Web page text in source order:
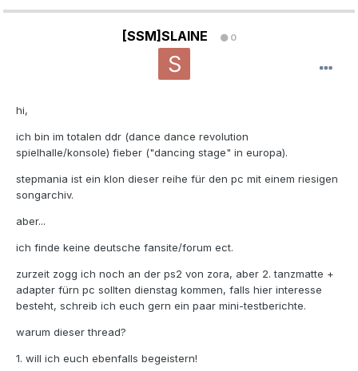
[SSM]SLAINE 0
hi,
ich bin im totalen ddr (dance dance revolution
spielhalle/konsole) fieber ("dancing stage" in europa).
stepmania ist ein klon dieser reihe für den pc mit einem riesigen
songarchiv.
aber...
ich finde keine deutsche fansite/forum ect.
zurzeit zogg ich noch an der ps2 von zora, aber 2. tanzmatte +
adapter fürn pc sollten dienstag kommen, falls hier interesse
besteht, schreib ich euch gern ein paar mini-testberichte.
warum dieser thread?
1. will ich euch ebenfalls begeistern!